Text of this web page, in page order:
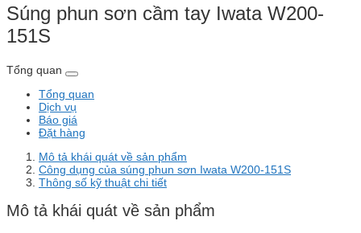
Súng phun sơn cầm tay Iwata W200-
151S
Tổng quan
Tổng quan
Dịch vụ
Báo giá
Đặt hàng
Mô tả khái quát về sản phẩm
Công dụng của súng phun sơn Iwata W200-151S
Thông số kỹ thuật chi tiết
Mô tả khái quát về sản phẩm